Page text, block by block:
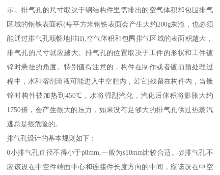
示。排气孔的尺寸取决于钢结构件里需排出的空气体积和包围排气
区域的钢铁表面积(每平方米钢铁表面会产生大约200g灰渣，也必须
能通过排气孔顺畅地排H),空气体积和包围排气区域的表面积越大，
排气孔的尺寸就应越大。排气孔的位置取决于工件的形状和工件镀
锌时悬挂的角度。特别值得注意的，构件在制作或者镀前预处理过
程中，水和溶剂溶液可能进入中空腔内，若它]残留在构件内，当镀
锌时构件被加热到450℃，水将强烈汽化，汽化后体积将影胀大约
1750倍，会产生很大的压力，如果没有足够大的排气孔供过热蒸汽
逃总是很危险的。
排气孔设计的基本规则如下：
0小排气孔直径不得小于p8mm,一般为s10mm比较合适。@排气孔不
应该设在中空件端面中心和连接件长度方向的中间，应该设在中空